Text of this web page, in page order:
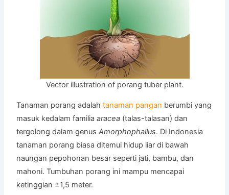
Vector illustration of porang tuber plant.
Tanaman porang adalahtanaman pangan berumbi yang
masuk kedalam familiaaracea (talas-talasan) dan
tergolong dalam genusAmorphophallus. Di Indonesia
tanaman porang biasa ditemui hidup liar di bawah
naungan pepohonan besar seperti jati, bambu, dan
mahoni. Tumbuhan porang ini mampu mencapai
ketinggian ±1,5 meter.